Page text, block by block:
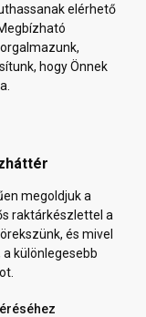
elérhető
hogy Önnek
megoldjuk a
raktárkészlettel a
és mivel
különlegesebb